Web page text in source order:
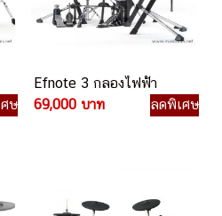
ษ
Efnote 3 กลองไฟฟ้า
69,000 บาท
ลดพิเศษ